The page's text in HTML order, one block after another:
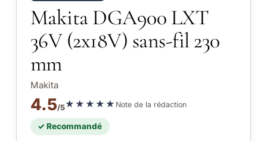
Makita DGA900 LXT
36V (2x18V) sans-fil 230
mm
Makita
4.5/5★★★★★ Note de la rédaction
✓ Recommandé